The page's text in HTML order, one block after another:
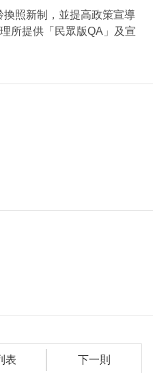
照新制，並提高政策宣導
所提供「民眾版QA」及宣
表 下一則